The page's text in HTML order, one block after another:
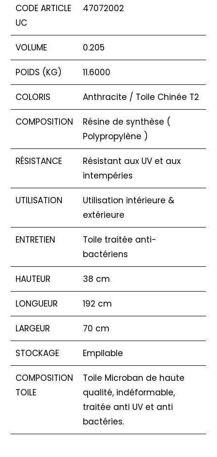
CODE ARTICLE
UC
47072002
VOLUME 0.205
POIDS (KG) 11.6000
COLORIS Anthracite / Toile Chinée T2
COMPOSITION
Résine de synthèse (
Polypropylène )
RÉSISTANCE
Résistant aux UV et aux
intempéries
UTILISATION
Utilisation intérieure &
extérieure
ENTRETIEN
Toile traitée anti-
bactériens
HAUTEUR 38 cm
LONGUEUR 192 cm
LARGEUR 70 cm
STOCKAGE Empilable
COMPOSITION
TOILE
Toile Microban de haute
qualité, indéformable,
traitée anti UV et anti
bactéries.